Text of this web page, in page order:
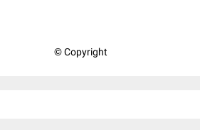
© Copyright